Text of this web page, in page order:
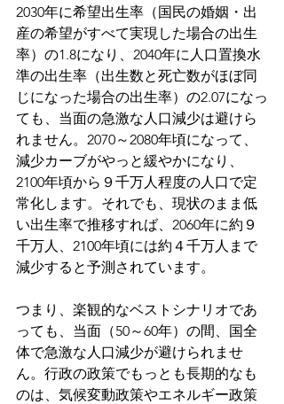
2030年に希望出生率（国民の婚姻・出
産の希望がすべて実現した場合の出生
率）の1.8になり、2040年に人口置換水
準の出生率（出生数と死亡数がほぼ同
じになった場合の出生率）の2.07になっ
ても、当面の急激な人口減少は避けら
れません。2070～2080年頃になって、
減少カーブがやっと緩やかになり、
2100年頃から９千万人程度の人口で定
常化します。それでも、現状のまま低
い出生率で推移すれば、2060年に約９
千万人、2100年頃には約４千万人まで
減少すると予測されています。
つまり、楽観的なベストシナリオであ
っても、当面（50～60年）の間、国全
体で急激な人口減少が避けられませ
ん。行政の政策でもっとも長期的なも
のは、気候変動政策やエネルギー政策